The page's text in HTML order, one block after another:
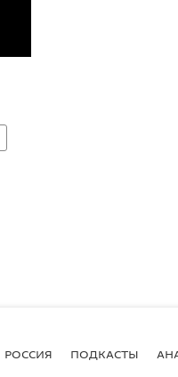
РОССИЯ ПОДКАСТЫ